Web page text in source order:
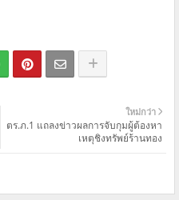
ใหม่กว่า
ตร.ภ.1 แถลงข่าวผลการจับกุมผู้ต้องหา
เหตุชิงทรัพย์ร้านทอง